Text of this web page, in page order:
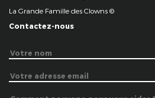
La Grande Famille des Clowns ©
Contactez-nous